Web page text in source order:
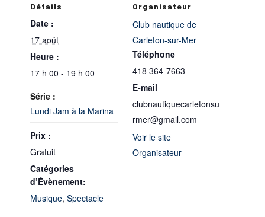
Détails
Date :
17 août
Heure :
17 h 00 - 19 h 00
Série :
Lundi Jam à la Marina
Prix :
Gratuit
Catégories
d’Évènement:
Musique, Spectacle
Organisateur
Club nautique de
Carleton-sur-Mer
Téléphone
418 364-7663
E-mail
clubnautiquecarletonsu
rmer@gmail.com
Voir le site
Organisateur